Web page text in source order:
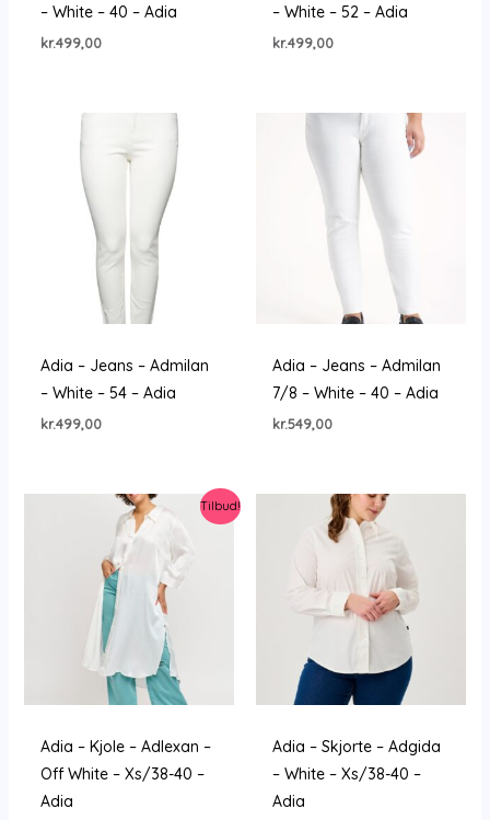
– White – 40 – Adia
kr.499,00
– White – 52 – Adia
kr.499,00
Adia – Jeans – Admilan
– White – 54 – Adia
kr.499,00
Adia – Jeans – Admilan
7/8 – White – 40 – Adia
kr.549,00
Tilbud!
Adia – Kjole – Adlexan –
Off White – Xs/38-40 –
Adia
Adia – Skjorte – Adgida
– White – Xs/38-40 –
Adia